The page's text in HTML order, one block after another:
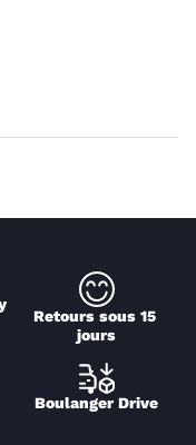
Retours sous 15
jours
Boulanger Drive